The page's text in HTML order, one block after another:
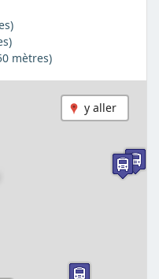
mètres)
y aller